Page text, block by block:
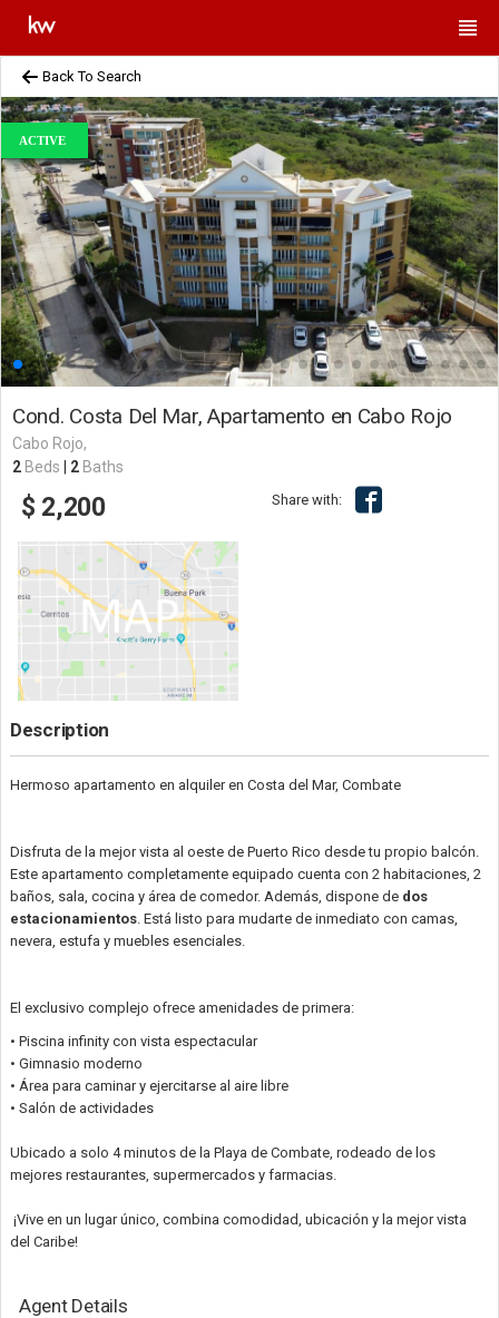
Back To Search
ACTIVE
Cond. Costa Del Mar, Apartamento en Cabo Rojo
Cabo Rojo,
2 Beds 2 Baths
$ 2,200 Share with:
Description
Hermoso apartamento en alquiler en Costa del Mar, Combate
Disfruta de la mejor vista al oeste de Puerto Rico desde tu propio balcón.
Este apartamento completamente equipado cuenta con 2 habitaciones, 2
baños, sala, cocina y área de comedor. Además, dispone de dos
estacionamientos . Está listo para mudarte de inmediato con camas,
nevera, estufa y muebles esenciales.
El exclusivo complejo ofrece amenidades de primera:
• Piscina infinity con vista espectacular
• Gimnasio moderno
• Área para caminar y ejercitarse al aire libre
• Salón de actividades
Ubicado a solo 4 minutos de la Playa de Combate, rodeado de los
mejores restaurantes, supermercados y farmacias.
¡Vive en un lugar único, combina comodidad, ubicación y la mejor vista
del Caribe!
Agent Details